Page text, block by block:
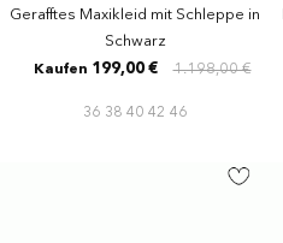
Gerafftes Maxikleid mit Schleppe in
Schwarz
1.198,00 €
Kaufen 199,00 €
36 38 40 42 46